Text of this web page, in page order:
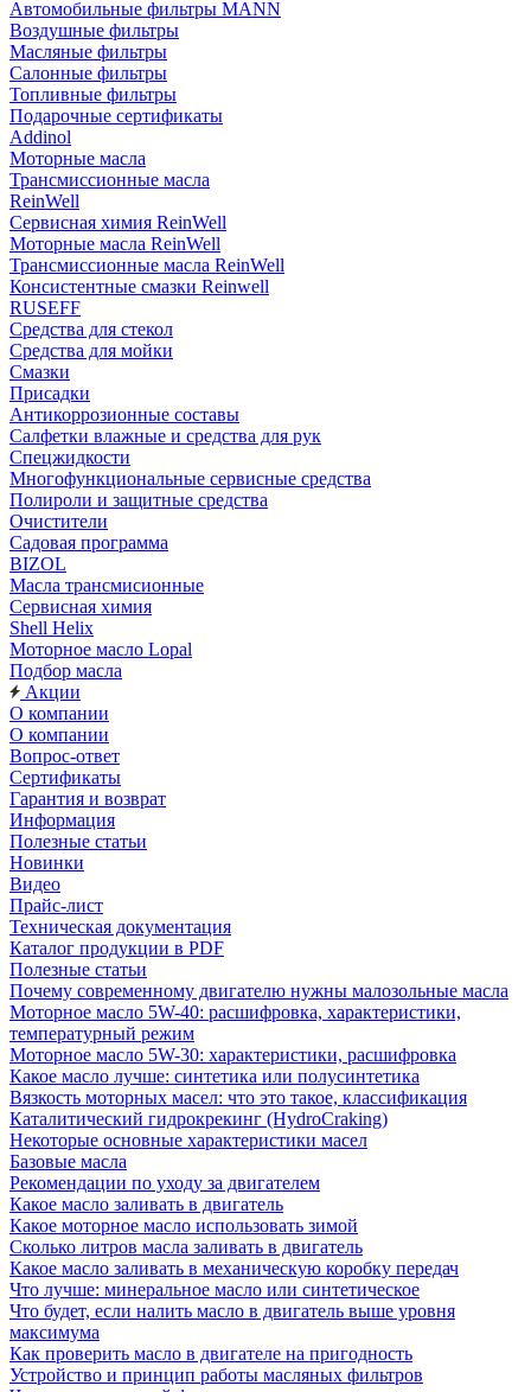
Автомобильные фильтры MANN
Воздушные фильтры
Масляные фильтры
Салонные фильтры
Топливные фильтры
Подарочные сертификаты
Addinol
Моторные масла
Трансмиссионные масла
ReinWell
Сервисная химия ReinWell
Моторные масла ReinWell
Трансмиссионные масла ReinWell
Консистентные смазки Reinwell
RUSEFF
Средства для стекол
Средства для мойки
Смазки
Присадки
Антикоррозионные составы
Салфетки влажные и средства для рук
Спецжидкости
Многофункциональные сервисные средства
Полироли и защитные средства
Очистители
Садовая программа
BIZOL
Масла трансмисионные
Сервисная химия
Shell Helix
Моторное масло Lopal
Подбор масла
Акции
О компании
О компании
Вопрос-ответ
Сертификаты
Гарантия и возврат
Информация
Полезные статьи
Новинки
Видео
Прайс-лист
Техническая документация
Каталог продукции в PDF
Полезные статьи
Почему современному двигателю нужны малозольные масла
Моторное масло 5W-40: расшифровка, характеристики,
температурный режим
Моторное масло 5W-30: характеристики, расшифровка
Какое масло лучше: синтетика или полусинтетика
Вязкость моторных масел: что это такое, классификация
Каталитический гидрокрекинг (НydroСraking)
Некоторые основные характеристики масел
Базовые масла
Рекомендации по уходу за двигателем
Какое масло заливать в двигатель
Какое моторное масло использовать зимой
Сколько литров масла заливать в двигатель
Какое масло заливать в механическую коробку передач
Что лучше: минеральное масло или синтетическое
Что будет, если налить масло в двигатель выше уровня
максимума
Как проверить масло в двигателе на пригодность
Устройство и принцип работы масляных фильтров